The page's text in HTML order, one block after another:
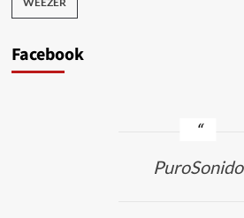
Facebook
PuroSonido